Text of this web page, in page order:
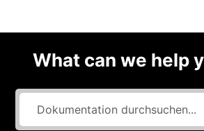
What can we help